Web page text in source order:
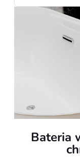
Bateria